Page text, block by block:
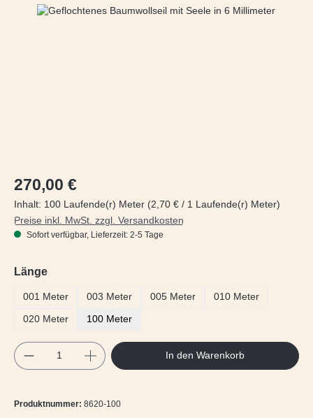
Regulärer Preis:
270,00 €
Inhalt: 100 Laufende(r) Meter (2,70 € / 1 Laufende(r) Meter)
Preise inkl. MwSt. zzgl. Versandkosten
Sofort verfügbar, Lieferzeit: 2-5 Tage
Längeauswählen
001 Meter 003 Meter 005 Meter 010 Meter
020 Meter 100 Meter
Produkt Anzahl: Gib den gewünschten
In den Warenkorb
Produktnummer: 8620-100